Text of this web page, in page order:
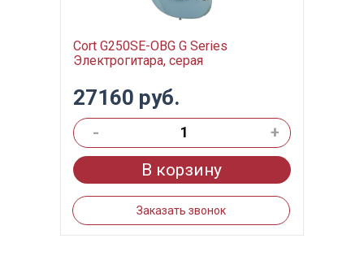
Cort G250SE-OBG G Series
Электрогитара, серая
27160 руб.
-
+
В корзину
Заказать звонок